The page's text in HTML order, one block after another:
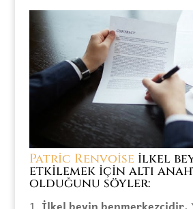
Patric Renvoiseilkel
etkilemek için altı
olduğunu söyler:
1. İlkel beyin benmerkezcidir.